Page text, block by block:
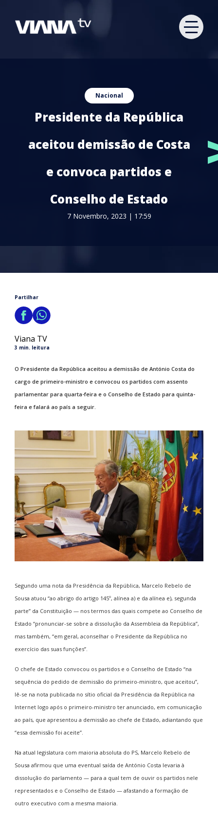
Nacional
Presidente da República
aceitou demissão de Costa
e convoca partidos e
Conselho de Estado
7 Novembro, 2023 | 17:59
Partilhar
Viana TV
3 min. leitura
O Presidente da República aceitou a demissão de António Costa do
cargo de primeiro-ministro e convocou os partidos com assento
parlamentar para quarta-feira e o Conselho de Estado para quinta-
feira e falará ao país a seguir.
Segundo uma nota da Presidência da República, Marcelo Rebelo de
Sousa atuou “ao abrigo do artigo 145º, alínea a) e da alínea e), segunda
parte” da Constituição — nos termos das quais compete ao Conselho de
Estado “pronunciar-se sobre a dissolução da Assembleia da República”,
mas também, “em geral, aconselhar o Presidente da República no
exercício das suas funções”.
O chefe de Estado convocou os partidos e o Conselho de Estado “na
sequência do pedido de demissão do primeiro-ministro, que aceitou”,
lê-se na nota publicada no sítio oficial da Presidência da República na
Internet logo após o primeiro-ministro ter anunciado, em comunicação
ao país, que apresentou a demissão ao chefe de Estado, adiantando que
“essa demissão foi aceite”.
Na atual legislatura com maioria absoluta do PS, Marcelo Rebelo de
Sousa afirmou que uma eventual saída de António Costa levaria à
dissolução do parlamento — para a qual tem de ouvir os partidos nele
representados e o Conselho de Estado — afastando a formação de
outro executivo com a mesma maioria.